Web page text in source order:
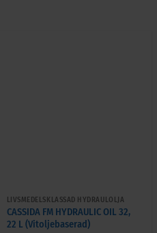
LIVSMEDELSKLASSAD HYDRAULOLJA
CASSIDA FM HYDRAULIC OIL 32,
22 L (Vitoljebaserad)